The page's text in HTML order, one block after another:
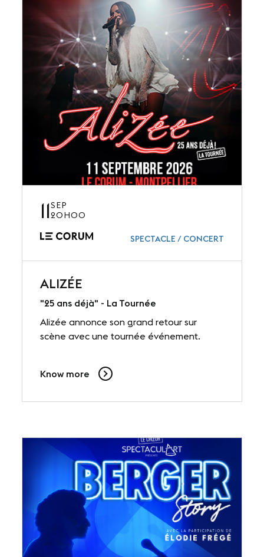
11SEP
20H00
SPECTACLE / CONCERT
ALIZÉE
"25 ans déjà" - La Tournée
Alizée annonce son grand retour sur
scène avec une tournée événement.
Know more